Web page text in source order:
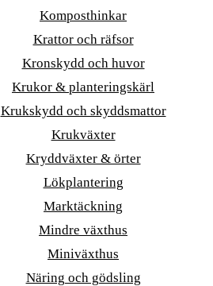
Komposthinkar
Krattor och räfsor
Kronskydd och huvor
Krukor & planteringskärl
Krukskydd och skyddsmattor
Krukväxter
Kryddväxter & örter
Lökplantering
Marktäckning
Mindre växthus
Miniväxthus
Näring och gödsling